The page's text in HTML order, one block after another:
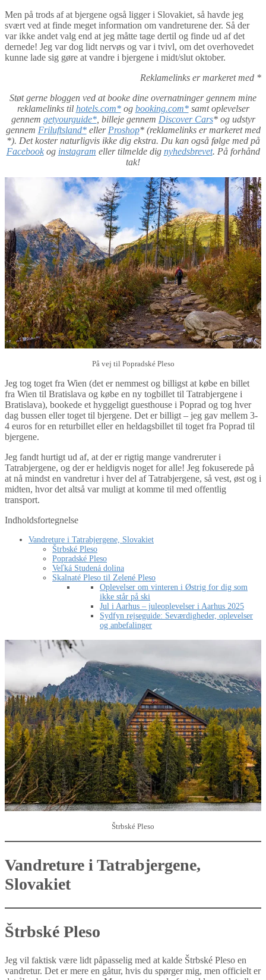
Men på trods af at bjergene også ligger i Slovakiet, så havde jeg
svært ved at finde meget information om vandreturene der. Så der
var ikke andet valg end at jeg måtte tage dertil og finde ud af det
dernede! Jeg var dog lidt nervøs og var i tvivl, om det overhovedet
kunne lade sig gøre at vandre i bjergene i midt/slut oktober.
Reklamelinks er markeret med *
Støt gerne bloggen ved at booke dine overnatninger gennem mine
reklamelinks til hotels.com*og booking.com*samt oplevelser
gennem getyourguide*, billeje gennem Discover Cars* og udstyr
gennem Friluftsland*eller Proshop* (reklamelinks er markeret med
*). Det koster naturligvis ikke dig ekstra. Du kan også følge med på
Facebookog instagram eller tilmelde dig nyhedsbrevet. På forhånd
tak!
På vej til Popradské Pleso
Jeg tog toget fra Wien (det er nemmest og billigst at købe en billet
fra Wien til Bratislava og købe en ny togbillet til Tatrabjergene i
Bratislava), bookede et hyggeligt guesthouse i Poprad og tog hver
dag bussen eller toget til bjergene. Det er billigt – jeg gav mellem 3-
4 euros for en returbillet eller en heldagsbillet til toget fra Poprad til
bjergene.
Jeg fandt hurtigt ud af, at der er rigtig mange vandreruter i
Tatrabjergene, og der er heldigvis noget for alle! Jeg fokuserede på
at nå mindst en vandretur i hver del af Tatrabjergene, så vest, øst og i
midten, hvor det altså var muligt at komme til med offentlig
transport.
Indholdsfortegnelse
Vandreture i Tatrabjergene, Slovakiet
Štrbské Pleso
Popradské Pleso
Veľká Studená dolina
Skalnaté Pleso til Zelené Pleso
Oplevelser om vinteren i Østrig for dig som
ikke står på ski
Jul i Aarhus – juleoplevelser i Aarhus 2025
Sydfyn rejseguide: Seværdigheder, oplevelser
og anbefalinger
Štrbské Pleso
Vandreture i Tatrabjergene,
Slovakiet
Štrbské Pleso
Jeg vil faktisk være lidt påpasselig med at kalde Štrbské Pleso en
vandretur. Det er mere en gåtur, hvis du spørger mig, men officielt er